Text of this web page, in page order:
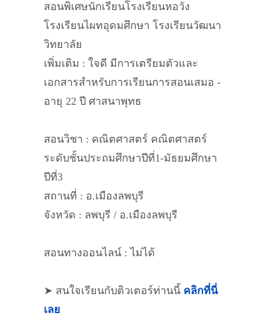
สอนพิเศษนักเรียนโรงเรียนหอวัง
โรงเรียนไผทอุดมศึกษา โรงเรียนวัฒนา
วิทยาลัย
เพิ่มเติม : ใจดี มีการเตรียมตัวและ
เอกสารสำหรับการเรียนการสอนเสมอ -
อายุ 22 ปี ศาสนาพุทธ
สอนวิชา : คณิตศาสตร์ คณิตศาสตร์
ระดับชั้นประถมศึกษาปีที่1-มัธยมศึกษา
ปีที่3
สถานที่ : อ.เมืองลพบุรี
จังหวัด : ลพบุรี / อ.เมืองลพบุรี
สอนทางออนไลน์ : ไม่ได้
➤ สนใจเรียนกับติวเตอร์ท่านนี้ คลิกที่นี่
เลย